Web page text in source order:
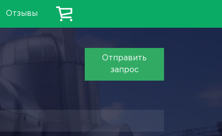
Отзывы
Отправить
запрос